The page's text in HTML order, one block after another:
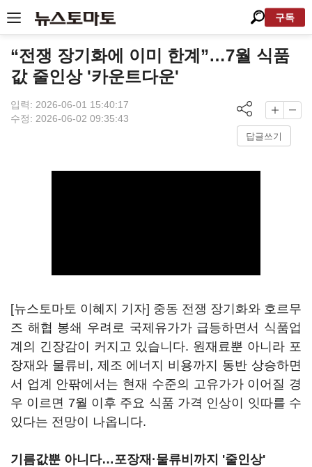
구독
“전쟁 장기화에 이미 한계”…7월 식품
값 줄인상 '카운트다운'
입력: 2026-06-01 15:40:17
수정: 2026-06-02 09:35:43
답글쓰기
[뉴스토마토 이혜지 기자] 중동 전쟁 장기화와 호르무
즈 해협 봉쇄 우려로 국제유가가 급등하면서 식품업
계의 긴장감이 커지고 있습니다. 원재료뿐 아니라 포
장재와 물류비, 제조 에너지 비용까지 동반 상승하면
서 업계 안팎에서는 현재 수준의 고유가가 이어질 경
우 이르면 7월 이후 주요 식품 가격 인상이 잇따를 수
있다는 전망이 나옵니다.
기름값뿐 아니다…포장재·물류비까지 '줄인상'